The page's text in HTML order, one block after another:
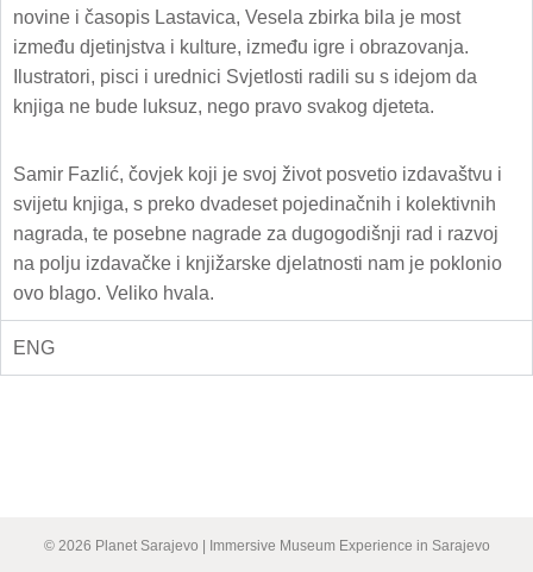
novine i časopis Lastavica, Vesela zbirka bila je most
između djetinjstva i kulture, između igre i obrazovanja.
Ilustratori, pisci i urednici Svjetlosti radili su s idejom da
knjiga ne bude luksuz, nego pravo svakog djeteta.
Samir Fazlić, čovjek koji je svoj život posvetio izdavaštvu i
svijetu knjiga, s preko dvadeset pojedinačnih i kolektivnih
nagrada, te posebne nagrade za dugogodišnji rad i razvoj
na polju izdavačke i knjižarske djelatnosti nam je poklonio
ovo blago. Veliko hvala.
ENG
© 2026 Planet Sarajevo | Immersive Museum Experience in Sarajevo